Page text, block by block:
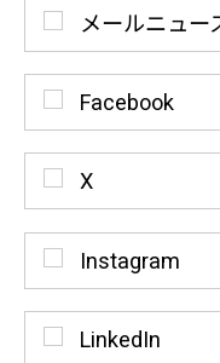
メールニュー
Facebook
X
Instagram
LinkedIn